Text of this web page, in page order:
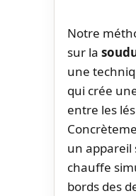
Notre
sur la
une
qui crée
entre les
un appareil
chauffe
bords des